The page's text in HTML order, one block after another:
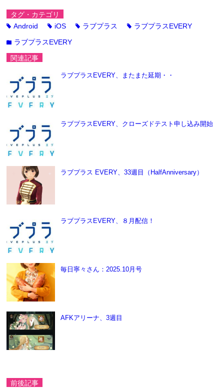
タグ・カテゴリ
tagAndroid tag iOS tag ラブプラス tag ラブプラスEVERY
folder ラブプラスEVERY
関連記事
ラブプラスEVERY、またまた延期・・
ラブプラスEVERY、クローズドテスト申し込み開始
ラブプラス EVERY、33週目（HalfAnniversary）
ラブプラスEVERY、８月配信！
毎日寧々さん：2025.10月号
AFKアリーナ、3週目
前後記事